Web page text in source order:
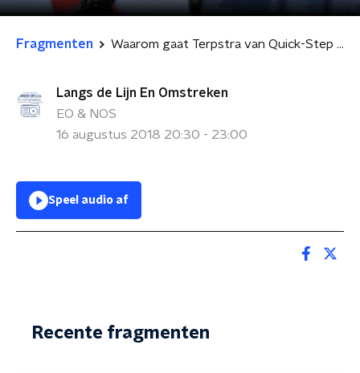
Fragmenten Waarom gaat Terpstra van Quick-Step naar Direct Energie?
Langs de Lijn En Omstreken
EO & NOS
16 augustus 2018 20:30 - 23:00
Speel audio af
Recente fragmenten